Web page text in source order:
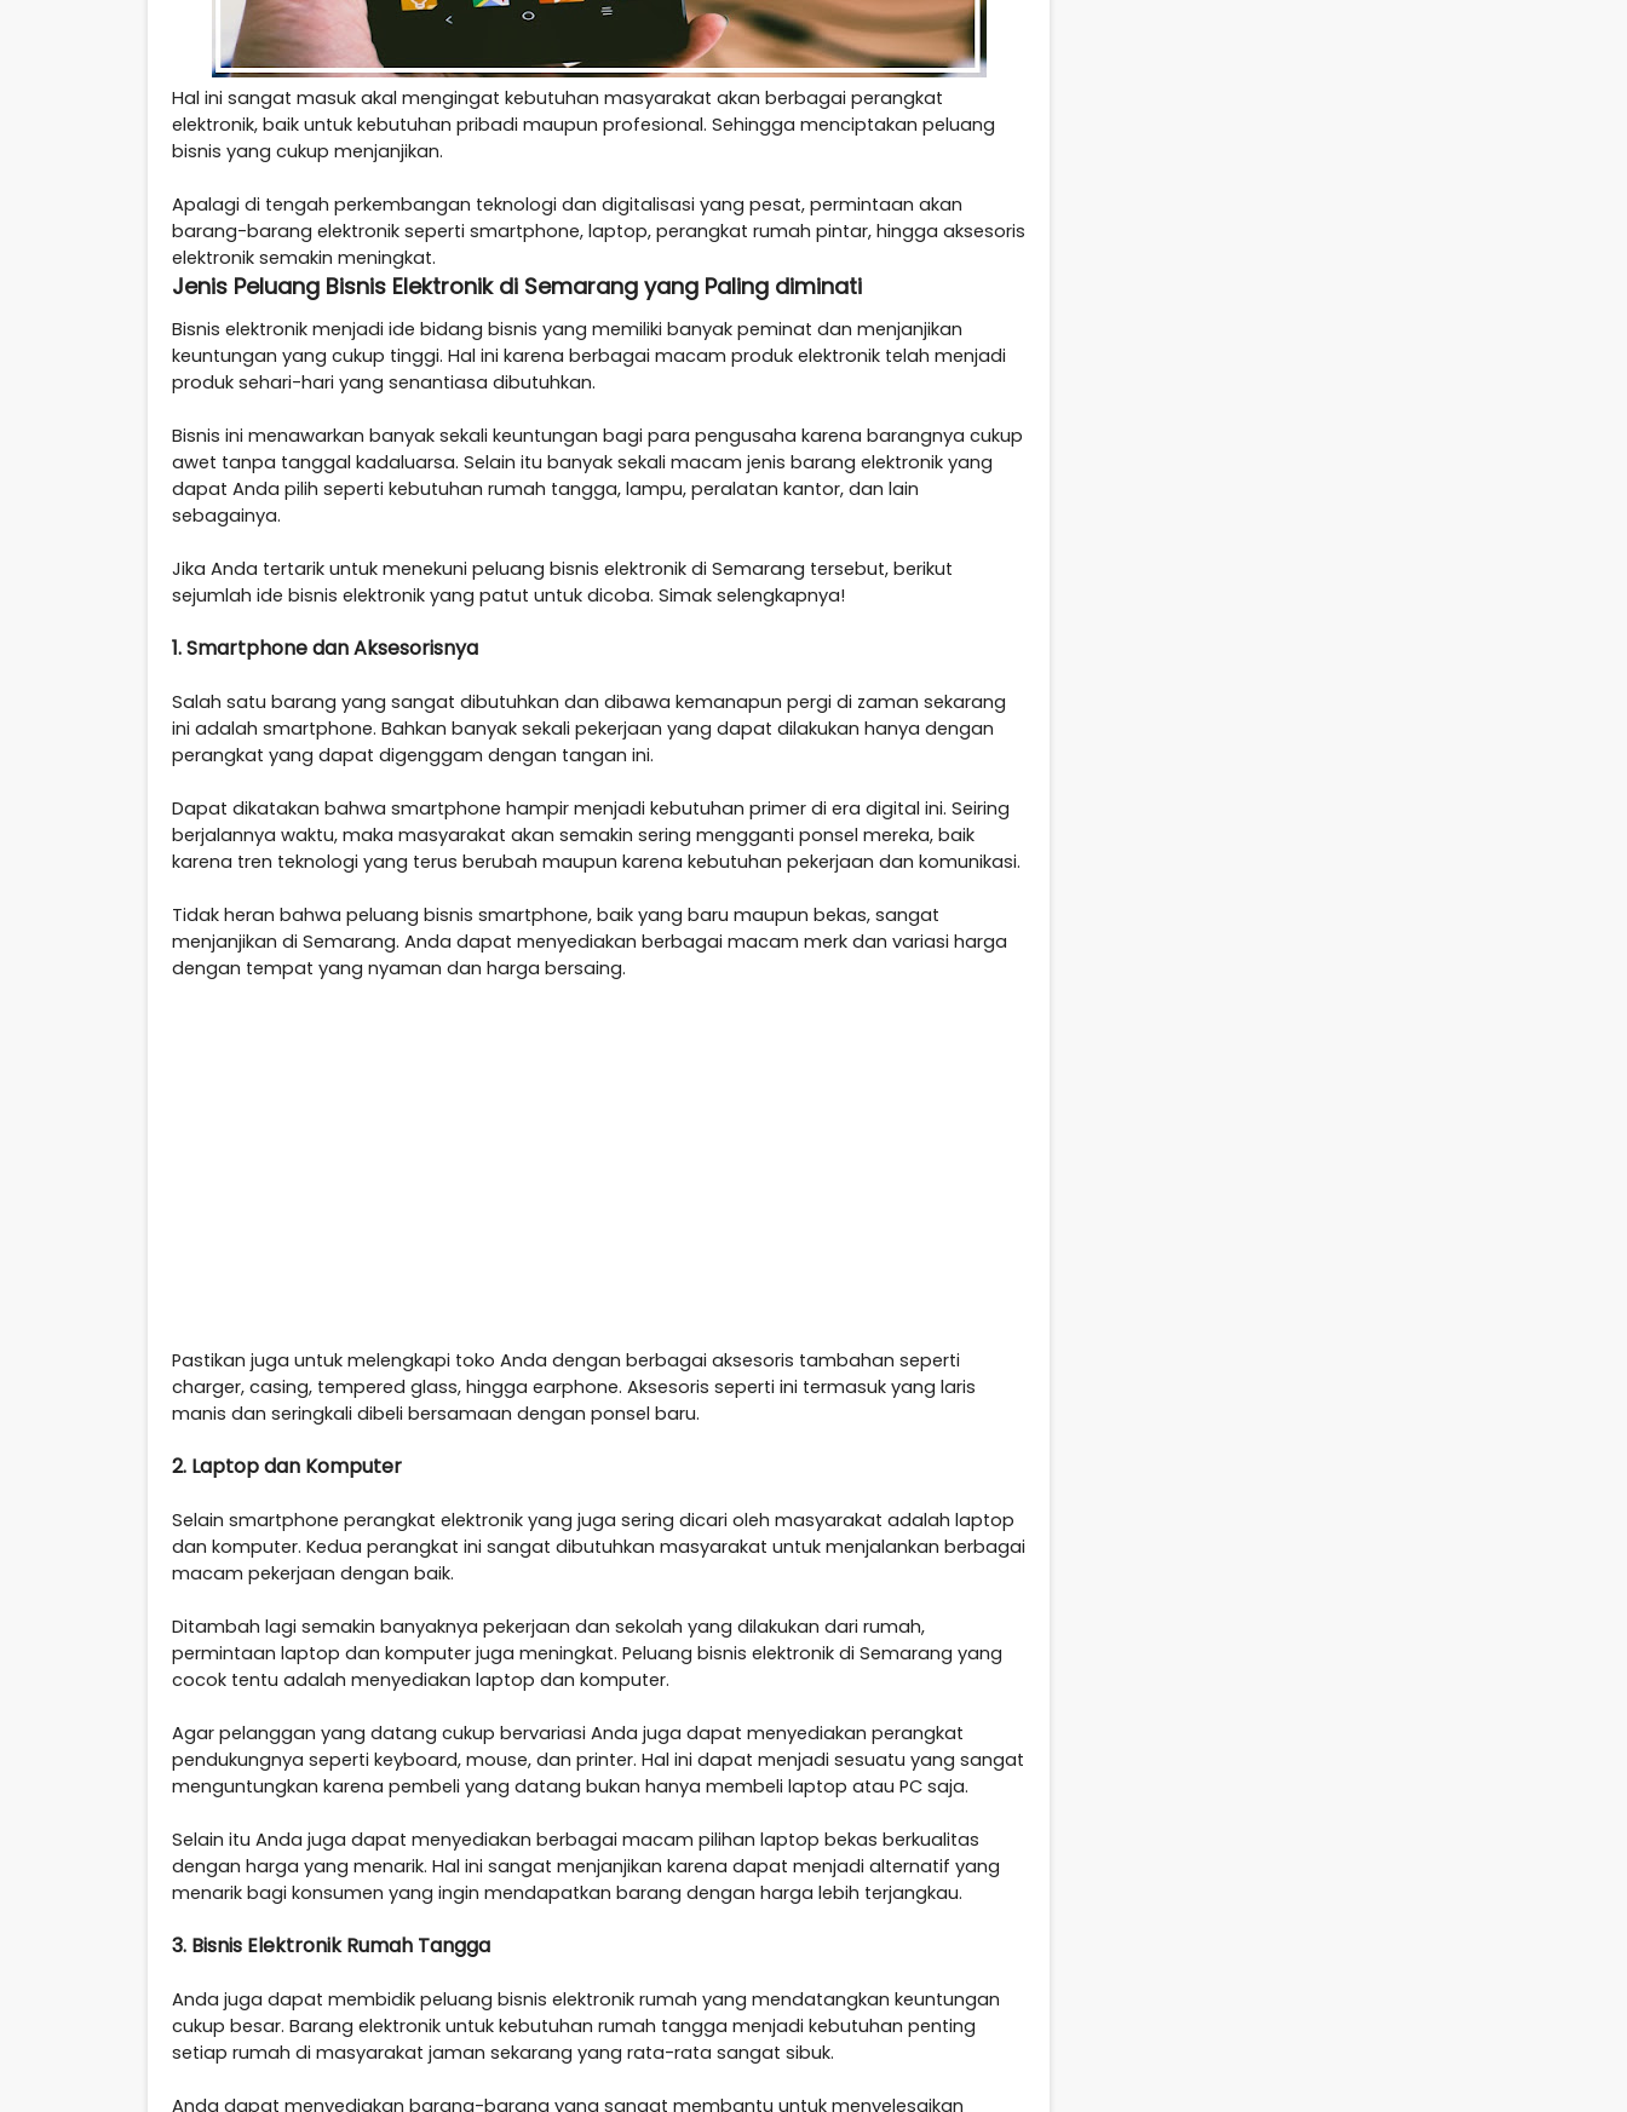
Hal ini sangat masuk akal mengingat kebutuhan masyarakat akan berbagai perangkat
elektronik, baik untuk kebutuhan pribadi maupun profesional. Sehingga menciptakan peluang
bisnis yang cukup menjanjikan.
Apalagi di tengah perkembangan teknologi dan digitalisasi yang pesat, permintaan akan
barang-barang elektronik seperti smartphone, laptop, perangkat rumah pintar, hingga aksesoris
elektronik semakin meningkat.
Jenis Peluang Bisnis Elektronik di Semarang yang Paling diminati
Bisnis elektronik menjadi ide bidang bisnis yang memiliki banyak peminat dan menjanjikan
keuntungan yang cukup tinggi. Hal ini karena berbagai macam produk elektronik telah menjadi
produk sehari-hari yang senantiasa dibutuhkan.
Bisnis ini menawarkan banyak sekali keuntungan bagi para pengusaha karena barangnya cukup
awet tanpa tanggal kadaluarsa. Selain itu banyak sekali macam jenis barang elektronik yang
dapat Anda pilih seperti kebutuhan rumah tangga, lampu, peralatan kantor, dan lain
sebagainya.
Jika Anda tertarik untuk menekuni peluang bisnis elektronik di Semarang tersebut, berikut
sejumlah ide bisnis elektronik yang patut untuk dicoba. Simak selengkapnya!
1. Smartphone dan Aksesorisnya
Salah satu barang yang sangat dibutuhkan dan dibawa kemanapun pergi di zaman sekarang
ini adalah smartphone. Bahkan banyak sekali pekerjaan yang dapat dilakukan hanya dengan
perangkat yang dapat digenggam dengan tangan ini.
Dapat dikatakan bahwa smartphone hampir menjadi kebutuhan primer di era digital ini. Seiring
berjalannya waktu, maka masyarakat akan semakin sering mengganti ponsel mereka, baik
karena tren teknologi yang terus berubah maupun karena kebutuhan pekerjaan dan komunikasi.
Tidak heran bahwa peluang bisnis smartphone, baik yang baru maupun bekas, sangat
menjanjikan di Semarang. Anda dapat menyediakan berbagai macam merk dan variasi harga
dengan tempat yang nyaman dan harga bersaing.
Pastikan juga untuk melengkapi toko Anda dengan berbagai aksesoris tambahan seperti
charger, casing, tempered glass, hingga earphone. Aksesoris seperti ini termasuk yang laris
manis dan seringkali dibeli bersamaan dengan ponsel baru.
2. Laptop dan Komputer
Selain smartphone perangkat elektronik yang juga sering dicari oleh masyarakat adalah laptop
dan komputer. Kedua perangkat ini sangat dibutuhkan masyarakat untuk menjalankan berbagai
macam pekerjaan dengan baik.
Ditambah lagi semakin banyaknya pekerjaan dan sekolah yang dilakukan dari rumah,
permintaan laptop dan komputer juga meningkat. Peluang bisnis elektronik di Semarang yang
cocok tentu adalah menyediakan laptop dan komputer.
Agar pelanggan yang datang cukup bervariasi Anda juga dapat menyediakan perangkat
pendukungnya seperti keyboard, mouse, dan printer. Hal ini dapat menjadi sesuatu yang sangat
menguntungkan karena pembeli yang datang bukan hanya membeli laptop atau PC saja.
Selain itu Anda juga dapat menyediakan berbagai macam pilihan laptop bekas berkualitas
dengan harga yang menarik. Hal ini sangat menjanjikan karena dapat menjadi alternatif yang
menarik bagi konsumen yang ingin mendapatkan barang dengan harga lebih terjangkau.
3. Bisnis Elektronik Rumah Tangga
Anda juga dapat membidik peluang bisnis elektronik rumah yang mendatangkan keuntungan
cukup besar. Barang elektronik untuk kebutuhan rumah tangga menjadi kebutuhan penting
setiap rumah di masyarakat jaman sekarang yang rata-rata sangat sibuk.
Anda dapat menyediakan barang-barang yang sangat membantu untuk menyelesaikan